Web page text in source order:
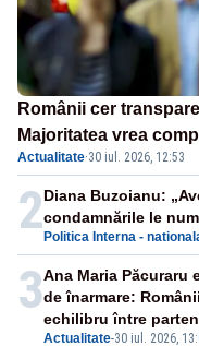
Românii cer
Majoritatea vrea
SONDAJ
Actualitate·30 iul. 2026, 12:53
2 Politica Interna -
Diana Buzoianu:
condamnările le
3
Actualitate-30 iul. 2026,
Ana Maria
de înarmare:
echilibru între